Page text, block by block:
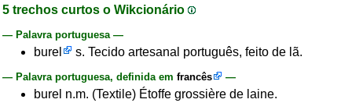
5 trechos curtos o Wikcionário
— Palavra portuguesa —
burel s. Tecido artesanal português, feito de lã.
— Palavra portuguesa, definida em francês —
burel n.m. (Textile) Étoffe grossière de laine.